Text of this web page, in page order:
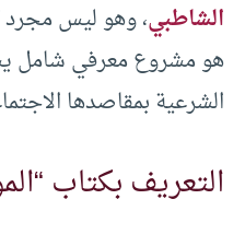
الشاطبي، وهو ليس مجرد
هو مشروع معرفي شامل
الشرعية بمقاصدها
التعريف بكتاب